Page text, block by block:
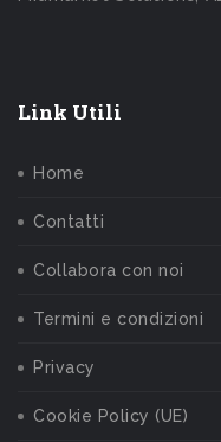
Link Utili
Home
Contatti
Collabora con noi
Termini e condizioni
Privacy
Cookie Policy (UE)